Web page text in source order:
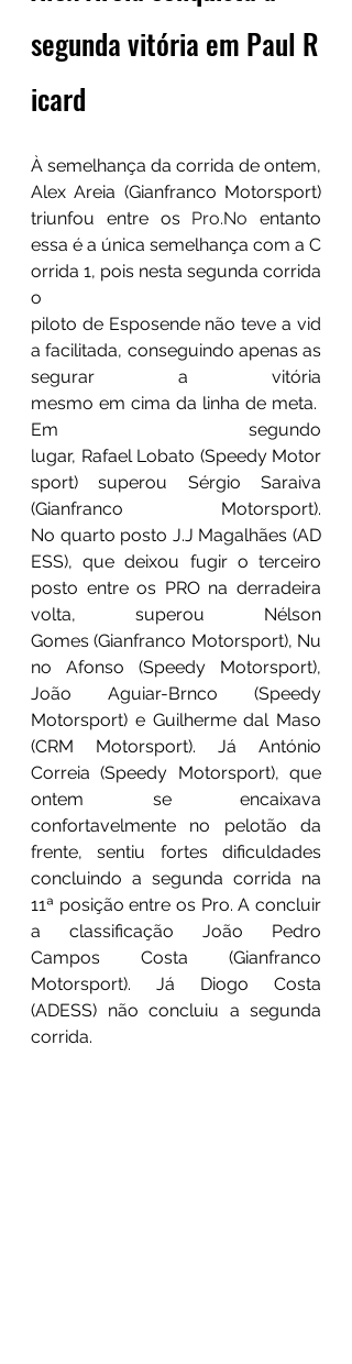
segunda vitória em Paul R
icard
À semelhança da corrida de ontem,
Alex Areia (Gianfranco Motorsport)
triunfou entre os Pro.No entanto
essa é a única semelhança com a C
orrida 1, pois nesta segunda corrida
o
piloto de Esposende não teve a vid
a facilitada, conseguindo apenas as
segurar a vitória
mesmo em cima da linha de meta.
Em segundo
lugar, Rafael Lobato (Speedy Motor
sport) superou Sérgio Saraiva
(Gianfranco Motorsport).
No quarto posto J.J Magalhães (AD
ESS), que deixou fugir o terceiro
posto entre os PRO na derradeira
volta, superou Nélson
Gomes (Gianfranco Motorsport), Nu
no Afonso (Speedy Motorsport),
João Aguiar-Brnco (Speedy
Motorsport) e Guilherme dal Maso
(CRM Motorsport). Já António
Correia (Speedy Motorsport), que
ontem se encaixava
confortavelmente no pelotão da
frente, sentiu fortes dificuldades
concluindo a segunda corrida na
11ª posição entre os Pro. A concluir
a classificação João Pedro
Campos Costa (Gianfranco
Motorsport). Já Diogo Costa
(ADESS) não concluiu a segunda
corrida.